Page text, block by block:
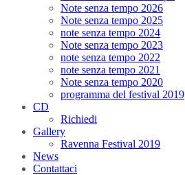
Note senza tempo 2026
Note senza tempo 2025
note senza tempo 2024
Note senza tempo 2023
note senza tempo 2022
note senza tempo 2021
Note senza tempo 2020
programma del festival 2019
CD
Richiedi
Gallery
Ravenna Festival 2019
News
Contattaci